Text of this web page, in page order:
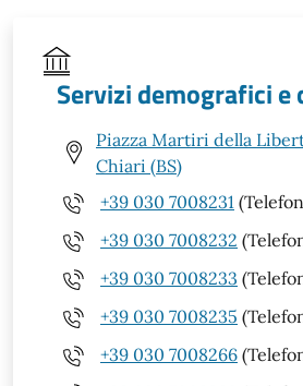
Servizi demografici
Piazza Martiri della
Chiari (BS)
+39 030 7008231
+39 030 7008232
+39 030 7008233
+39 030 7008235
+39 030 7008266